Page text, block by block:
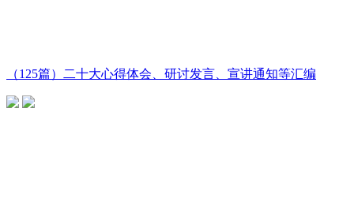
（125篇）二十大心得体会、研讨发言、宣讲通知等汇编